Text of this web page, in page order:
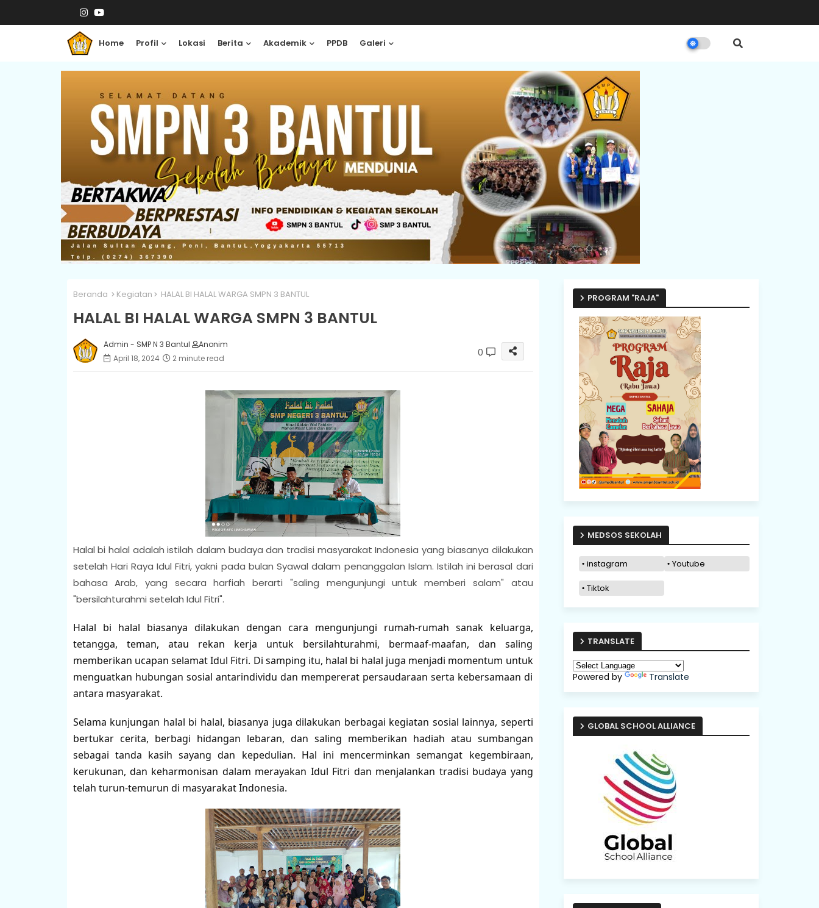
Home Profil Lokasi Berita Akademik PPDB Galeri
Beranda Kegiatan HALAL BI HALAL WARGA SMPN 3 BANTUL
HALAL BI HALAL WARGA SMPN 3 BANTUL
Admin - SMP N 3 Bantul
Anonim
April 18, 2024
2 minute read 0
Halal bi halal adalah istilah dalam budaya dan tradisi masyarakat Indonesia yang biasanya dilakukan
setelah Hari Raya Idul Fitri, yakni pada bulan Syawal dalam penanggalan Islam. Istilah ini berasal dari
bahasa Arab, yang secara harfiah berarti "saling mengunjungi untuk memberi salam" atau
"bersilahturahmi setelah Idul Fitri".
Halal bi halal biasanya dilakukan dengan cara mengunjungi rumah-rumah sanak keluarga,
tetangga, teman, atau rekan kerja untuk bersilahturahmi, bermaaf-maafan, dan saling
memberikan ucapan selamat Idul Fitri. Di samping itu, halal bi halal juga menjadi momentum untuk
menguatkan hubungan sosial antarindividu dan mempererat persaudaraan serta kebersamaan di
antara masyarakat.
Selama kunjungan halal bi halal, biasanya juga dilakukan berbagai kegiatan sosial lainnya, seperti
bertukar cerita, berbagi hidangan lebaran, dan saling memberikan hadiah atau sumbangan
sebagai tanda kasih sayang dan kepedulian. Hal ini mencerminkan semangat kegembiraan,
kerukunan, dan keharmonisan dalam merayakan Idul Fitri dan menjalankan tradisi budaya yang
telah turun-temurun di masyarakat Indonesia.
PROGRAM "RAJA"
MEDSOS SEKOLAH
instagram Youtube
Tiktok
TRANSLATE
Powered by Translate
GLOBAL SCHOOL ALLIANCE